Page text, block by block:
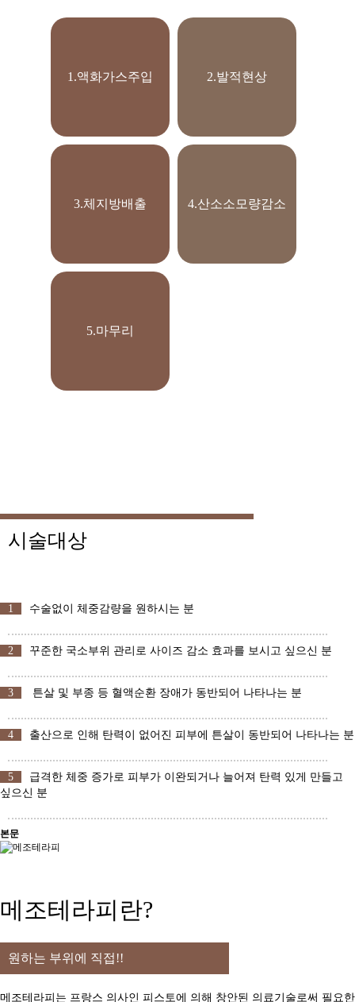
1.액화가스주입 2.발적현상
3.체지방배출 4.산소소모량감소
5.마무리
시술대상
1 수술없이 체중감량을 원하시는 분
2 꾸준한 국소부위 관리로 사이즈 감소 효과를 보시고 싶으신 분
3 튼살 및 부종 등 혈액순환 장애가 동반되어 나타나는 분
4 출산으로 인해 탄력이 없어진 피부에 튼살이 동반되어 나타나는 분
5
급격한 체중 증가로 피부가 이완되거나 늘어져 탄력 있게 만들고
싶으신 분
본문
메조테라피란?
원하는 부위에 직접!!
메조테라피는 프랑스 의사인 피스토에 의해 창안된 의료기술로써 필요한